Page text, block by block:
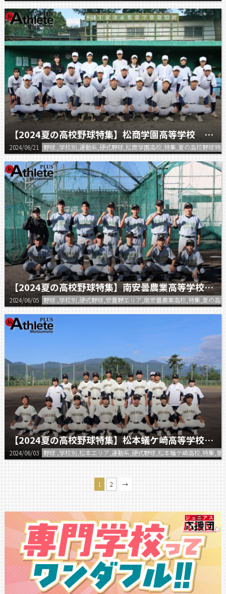
【2024夏の高校野球特集】松商学園高等学校 軟式野球部
2024/06/21 野球 ,学校別,運動系,硬式野球,松商学園高校,特集,夏の高校野球特
【2024夏の高校野球特集】南安曇農業高等学校 野球部
2024/06/05 野球 ,学校別,硬式野球,安曇野エリア,南安曇農業高校,特集,夏の高
【2024夏の高校野球特集】松本蟻ケ崎高等学校 野球部
2024/06/03 野球 ,学校別,松本エリア,運動系,硬式野球,松本蟻ケ崎高校,特集,夏
1 2 →